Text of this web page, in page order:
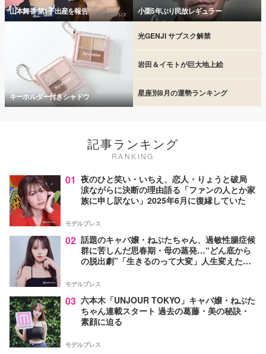
山本舞香 第1子出産を報告 小栗5年ぶり民放レギュラー
キーホルダー付きシャドウ
光GENJI サブスク解禁
岩田＆イモトが巨大地上絵
星座別8月の運勢ランキング
記事ランキング
RANKING
01 夜のひと笑い・いちえ、恋人・りょうと破局
涙ながらに決断の理由語る「ファンの人とか家
族に申し訳ない」2025年6月に復縁していた
モデルプレス
02 話題のキャバ嬢・ねぶたちゃん、過敏性腸症候
群に苦しんだ思春期・母の蒸発…“どん底から
の脱出劇”「生きるのって大変」人生変えた言
モデルプレス
03 六本木「UNJOUR TOKYO」キャバ嬢・ねぶた
ちゃん連載スタート 過去の葛藤・美の秘訣・
素顔に迫る
モデルプレス